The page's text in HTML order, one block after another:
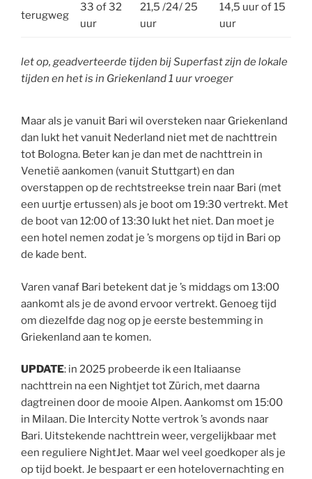
terugweg
33 of 32
uur
21,5 /24/ 25
uur
14,5 uur of 15
uur
let op, geadverteerde tijden bij Superfast zijn de lokale
tijden en het is in Griekenland 1 uur vroeger
Maar als je vanuit Bari wil oversteken naar Griekenland
dan lukt het vanuit Nederland niet met de nachttrein
tot Bologna. Beter kan je dan met de nachttrein in
Venetië aankomen (vanuit Stuttgart) en dan
overstappen op de rechtstreekse trein naar Bari (met
een uurtje ertussen) als je boot om 19:30 vertrekt. Met
de boot van 12:00 of 13:30 lukt het niet. Dan moet je
een hotel nemen zodat je ’s morgens op tijd in Bari op
de kade bent.
Varen vanaf Bari betekent dat je ’s middags om 13:00
aankomt als je de avond ervoor vertrekt. Genoeg tijd
om diezelfde dag nog op je eerste bestemming in
Griekenland aan te komen.
UPDATE: in 2025 probeerde ik een Italiaanse
nachttrein na een Nightjet tot Zürich, met daarna
dagtreinen door de mooie Alpen. Aankomst om 15:00
in Milaan. Die Intercity Notte vertrok ’s avonds naar
Bari. Uitstekende nachttrein weer, vergelijkbaar met
een reguliere NightJet. Maar wel veel goedkoper als je
op tijd boekt. Je bespaart er een hotelovernachting en